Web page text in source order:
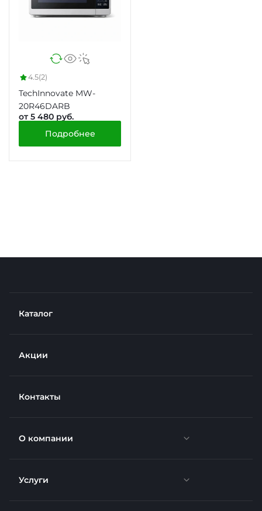
4.5(2)
TechInnovate MW-
20R46DARB
от 5 480 руб.
Подробнее
Каталог
Акции
Контакты
О компании
Новости
Услуги